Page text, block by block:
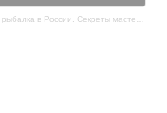
в России. Секреты мастерства